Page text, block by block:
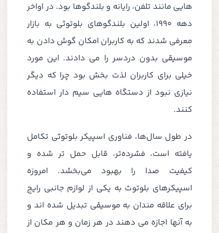
هایی مانند تلفن، رایانه و بلندگوها بود. در اواخر
دهه 1990، اولین بلندگوهای بلوتوثی به بازار
معرفی شدند که به کاربران امکان گوش دادن به
موسیقی بدون دردسر را می دادند. این مورد
خیلی برای کاربران لذت بخش بود چرا که دیگر
نیازی نبود از دستگاه هایی سیم دار استفاده
کنند.
در طول سال‌ها، فناوری اسپیکر بلوتوثی تکامل
یافته است، فشرده‌تر، قابل حمل تر شده و
کیفیت صدا را بهبود می‌بخشد. امروزه
اسپیکرهای بلوتوث به یکی از لوازم جانبی رایج
برای علاقه مندان به موسیقی تبدیل شده اند و
به آنها اجازه می دهند در هر زمان و هر مکان از